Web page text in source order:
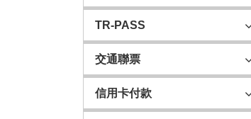
TR-PASS
交通聯票
信用卡付款